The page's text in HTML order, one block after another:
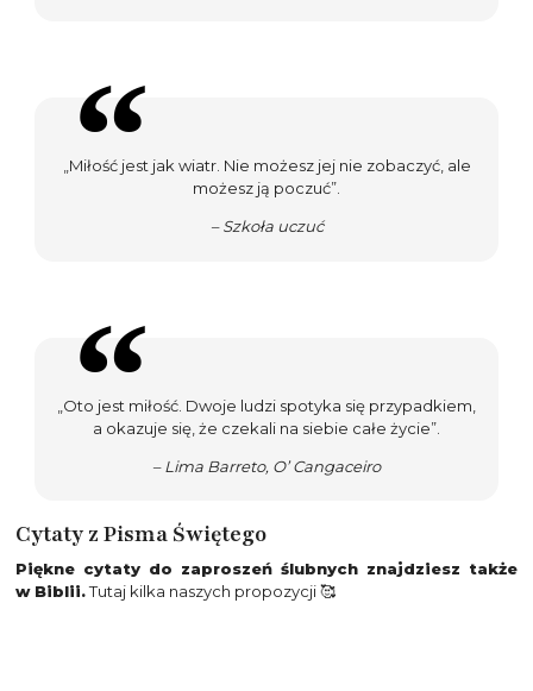
„Miłość jest jak wiatr. Nie możesz jej nie zobaczyć, ale
możesz ją poczuć”.
– Szkoła uczuć
„Oto jest miłość. Dwoje ludzi spotyka się przypadkiem,
a okazuje się, że czekali na siebie całe życie”.
– Lima Barreto, O’ Cangaceiro
Cytaty z Pisma Świętego
Piękne cytaty do zaproszeń ślubnych znajdziesz także
w Biblii.Tutaj kilka naszych propozycji 🥰